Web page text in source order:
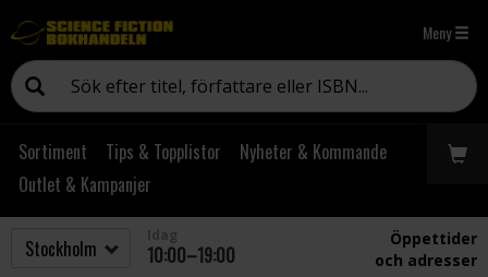
Meny
Sortiment Tips & Topplistor
Nyheter & Kommande
Outlet & Kampanjer
10:00–19:00
Öppettider
och adresser